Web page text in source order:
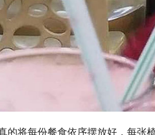
的将每份餐食依序摆放好，每张